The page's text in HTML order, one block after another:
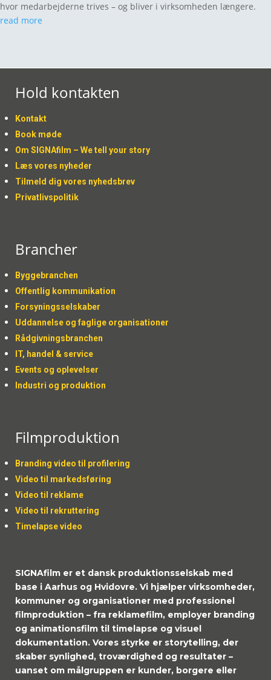
hvor medarbejderne trives – og bliver i virksomheden længere.
read more
Hold kontakten
Kontakt
Book møde
Om SIGNAfilm – We tell your story
Læs vores nyheder
Tilmeld dig vores nyhedsbrev
Privatlivspolitik
Brancher
Byggebranchen
Offentlig kommunikation
Forsyningsselskaber
Uddannelse og faglige organisationer
Rådgivningsbranchen
IT, handel & service
Events og oplevelser
Industri og produktion
Filmproduktion
Branding video til profilering
Video til markedsføring
Video til reklame
Video til rekruttering
Timelapse video
SIGNAfilm er et dansk produktionsselskab med
base i Aarhus og Hvidovre. Vi hjælper virksomheder,
kommuner og organisationer med professionel
filmproduktion – fra reklamefilm, employer branding
og animationsfilm til timelapse og visuel
dokumentation. Vores styrke er storytelling, der
skaber synlighed, troværdighed og resultater –
uanset om målgruppen er kunder, borgere eller